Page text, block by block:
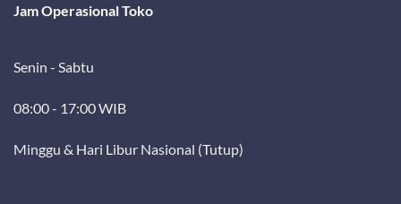
Jam Operasional Toko
Senin - Sabtu
08:00 - 17:00 WIB
Minggu & Hari Libur Nasional (Tutup)